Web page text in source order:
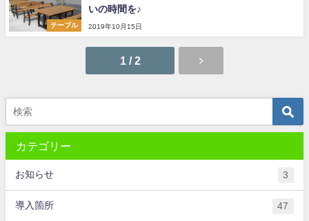
テーブル
いの時間を♪
2019年10月15日
1 / 2
カテゴリー
お知らせ 3
導入箇所 47